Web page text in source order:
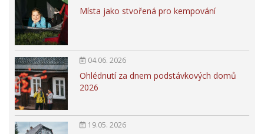
Místa jako stvořená pro kempování
04.06. 2026
Ohlédnutí za dnem podstávkových domů
2026
19.05. 2026